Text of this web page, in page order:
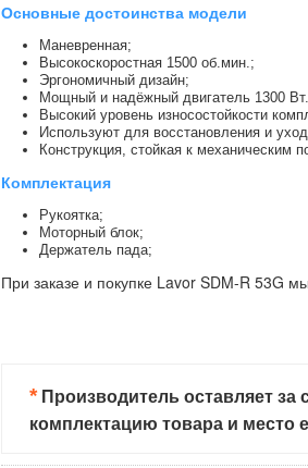
Основные достоинства модели
Маневренная;
Высокоскоростная 1500 об.мин.;
Эргономичный дизайн;
Мощный и надёжный двигатель 1300
Высокий уровень износостойкости
Используют для восстановления и
Конструкция, стойкая к механическим
Комплектация
Рукоятка;
Моторный блок;
Держатель пада;
При заказе и покупке Lavor SDM-R 53G
*Производитель оставляет за
комплектацию товара и место